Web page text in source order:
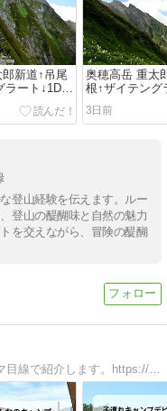
新道↑吊尾
ラート↓1Day
奥穂高岳 重太
根↑ザイテング
サーキット #2
3日前
登山経験を伝えます。ルー
登山の醍醐味と自然の魅力
を交えながら、冒険の醍醐
子どもと行くキャンプについて、ママ目線で紹介します。https://aomamacamp.com/